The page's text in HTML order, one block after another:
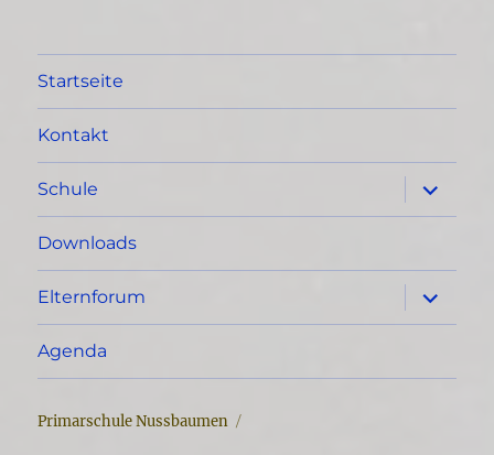
Startseite
Kontakt
Schule
öffnen
Downloads
Elternforum
öffnen
Agenda
Primarschule Nussbaumen